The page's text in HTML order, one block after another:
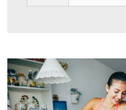
LE PLAISIR D’UN DESSERT
TROP